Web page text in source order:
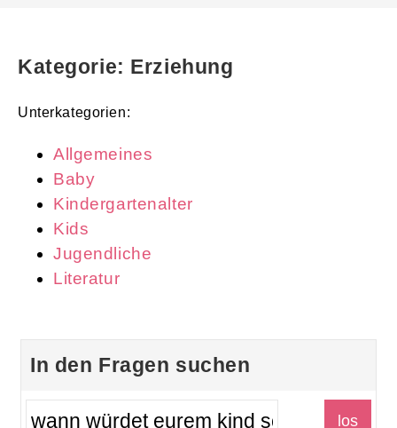
Kategorie: Erziehung
Unterkategorien:
Allgemeines
Baby
Kindergartenalter
Kids
Jugendliche
Literatur
In den Fragen suchen